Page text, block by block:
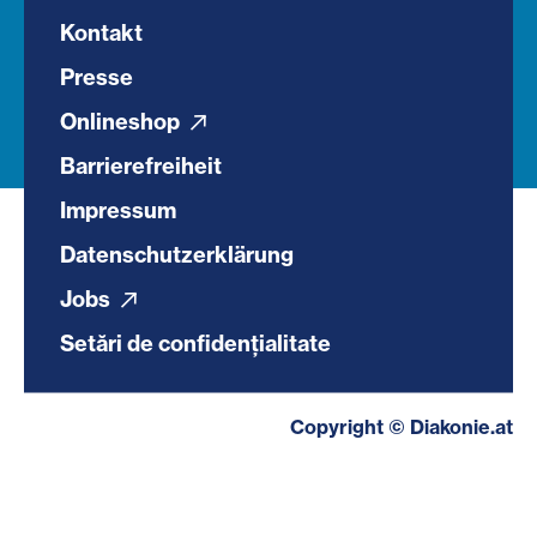
Kontakt
Presse
Onlineshop
Barrierefreiheit
Impressum
Datenschutzerklärung
Jobs
Setări de confidențialitate
Copyright © Diakonie.at